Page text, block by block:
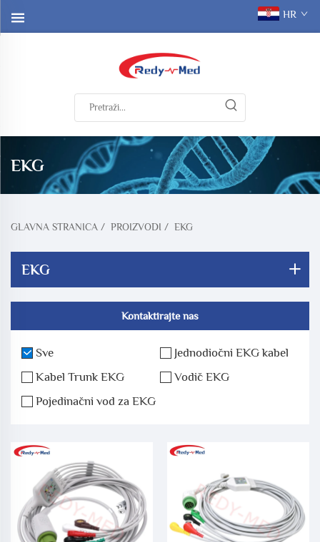
HR
EKG
GLAVNA STRANICA / PROIZVODI / EKG
EKG
Kontaktirajte nas
Sve
Jednodiočni EKG kabel
Kabel Trunk EKG
Vodič EKG
Pojedinačni vod za EKG